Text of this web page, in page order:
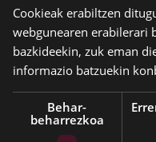
Eibarko Udalak bat
istiluakgogoratzeko
eta erreprimituta egon
harrotasun-
ikusarazteko.
Horretarako,
Cookieak erabiltzen
webgunearen erabilerari
bazkideekin, zuk eman
informazio batzuekin
Behar-
beharrezkoa